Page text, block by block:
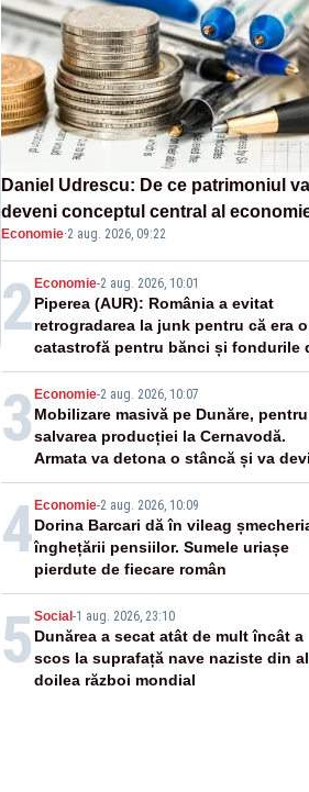
Daniel Udrescu: De ce patrimoniul va
deveni conceptul central al
viitoare?
Economie·2 aug. 2026, 09:22
2Economie-2 aug. 2026, 10:01
Piperea (AUR): România a evitat
retrogradarea la junk pentru că era o
catastrofă pentru bănci și fondurile
pensii
3 Economie-2 aug. 2026, 10:07
Mobilizare masivă pe Dunăre, pentru
salvarea producției la Cernavodă.
Armata va detona o stâncă și va
apa fluviului - IMAGINI AERIENE
4Economie-2 aug. 2026, 10:09
Dorina Barcari dă în vileag
înghețării pensiilor. Sumele uriașe
pierdute de fiecare român
5 Social-1 aug. 2026, 23:10
Dunărea a secat atât de mult încât a
scos la suprafață nave naziste din al
doilea război mondial